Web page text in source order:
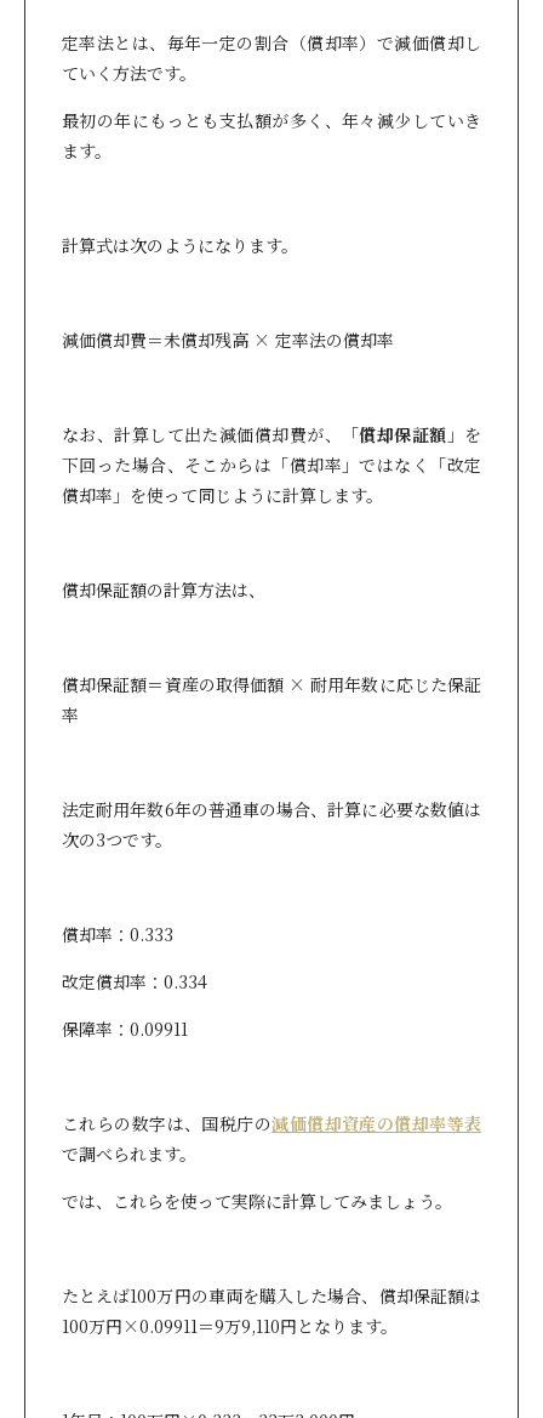
定率法とは、毎年一定の割合（償却率）で減価償却し
ていく方法です。
最初の年にもっとも支払額が多く、年々減少していき
ます。
計算式は次のようになります。
減価償却費＝未償却残高 × 定率法の償却率
なお、計算して出た減価償却費が、「償却保証額 」を
下回った場合、そこからは「償却率」ではなく「改定
償却率」を使って同じように計算します。
償却保証額の計算方法は、
償却保証額＝資産の取得価額 × 耐用年数に応じた保証
率
法定耐用年数6年の普通車の場合、計算に必要な数値は
次の3つです。
償却率：0.333
改定償却率：0.334
保障率：0.09911
これらの数字は、国税庁の減価償却資産の償却率等表
で調べられます。
では、これらを使って実際に計算してみましょう。
たとえば100万円の車両を購入した場合、償却保証額は
100万円×0.09911＝9万9,110円となります。